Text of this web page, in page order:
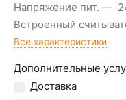
Напряжение пит.
Встроенный
Все характеристики
Дополнительные
Доставка